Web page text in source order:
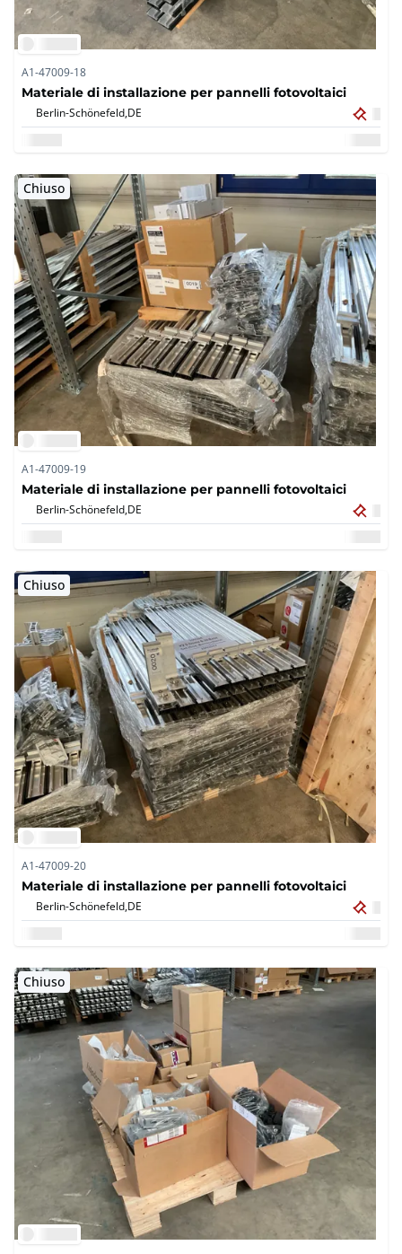
A1-47009-18
Materiale di installazione per pannelli fotovoltaici
Berlin-Schönefeld,DE
Chiuso
A1-47009-19
Materiale di installazione per pannelli fotovoltaici
Berlin-Schönefeld,DE
Chiuso
A1-47009-20
Materiale di installazione per pannelli fotovoltaici
Berlin-Schönefeld,DE
Chiuso